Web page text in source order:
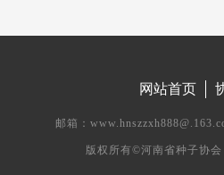
网站首页
邮箱：
版权所有©河南省种子协